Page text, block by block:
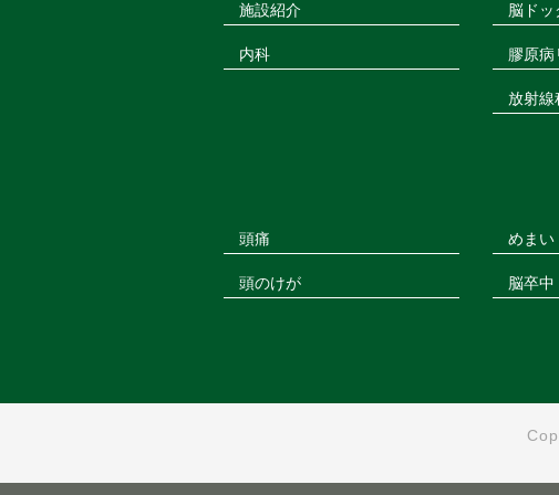
施設紹介 脳ドッ
内科 膠原病
放射線
頭痛 めまい
頭のけが 脳卒中